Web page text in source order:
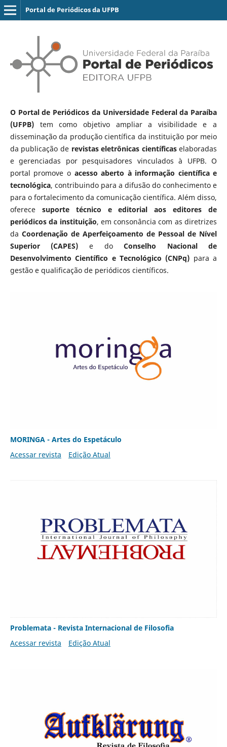
Portal de Periódicos da UFPB
O Portal de Periódicos da Universidade Federal da Paraíba
(UFPB)tem como objetivo ampliar a visibilidade e a
disseminação da produção científica da instituição por meio
da publicação de revistas eletrônicas científicaselaboradas
e gerenciadas por pesquisadores vinculados à UFPB. O
portal promove o acesso aberto à informação científica e
tecnológica, contribuindo para a difusão do conhecimento e
para o fortalecimento da comunicação científica. Além disso,
oferece suporte técnico e editorial aos editores de
periódicos da instituição, em consonância com as diretrizes
da Coordenação de Aperfeiçoamento de Pessoal de Nível
Superior (CAPES) e doConselho Nacional de
Desenvolvimento Científico e Tecnológico (CNPq) para a
gestão e qualificação de periódicos científicos.
MORINGA - Artes do Espetáculo
Acessar revista
Edição Atual
Problemata - Revista Internacional de Filosofia
Acessar revista
Edição Atual